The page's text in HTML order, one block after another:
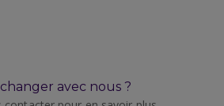
avec nous ?